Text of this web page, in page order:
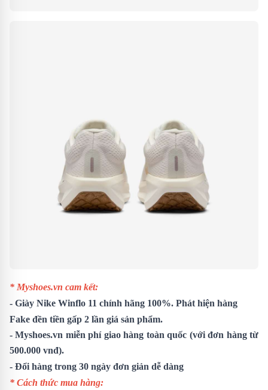
* Myshoes.vn cam kết:
- Giày Nike Winflo 11 chính hãng 100%. Phát hiện hàng
Fake đền tiền gấp 2 lần giá sản phẩm.
- Myshoes.vn miễn phí giao hàng toàn quốc (với đơn hàng từ
500.000 vnđ).
- Đổi hàng trong 30 ngày đơn giản dễ dàng
* Cách thức mua hàng: